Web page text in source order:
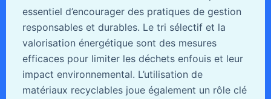
essentiel d’encourager des pratiques de gestion
responsables et durables. Le tri sélectif et la
valorisation énergétique sont des mesures
efficaces pour limiter les déchets enfouis et leur
impact environnemental. L’utilisation de
matériaux recyclables joue également un rôle clé